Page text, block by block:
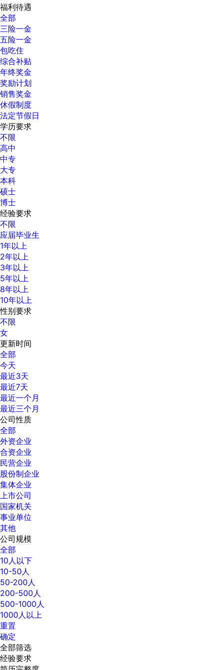
福利待遇
全部
三险一金
五险一金
包吃住
综合补贴
年终奖金
奖励计划
销售奖金
休假制度
法定节假日
学历要求
不限
高中
中专
大专
本科
硕士
博士
经验要求
不限
应届毕业生
1年以上
2年以上
3年以上
5年以上
8年以上
10年以上
性别要求
不限
女
更新时间
全部
今天
最近3天
最近7天
最近一个月
最近三个月
公司性质
全部
外资企业
合资企业
民营企业
股份制企业
集体企业
上市公司
国家机关
事业单位
其他
公司规模
全部
10人以下
10-50人
50-200人
200-500人
500-1000人
1000人以上
重置
确定
全部筛选
经验要求